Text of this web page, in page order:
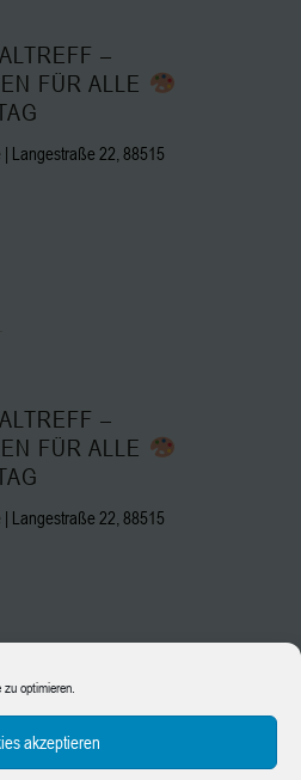
zu optimieren.
akzeptieren
–
FÜR ALLE
Langestraße 22, 88515
–
FÜR ALLE
Langestraße 22, 88515